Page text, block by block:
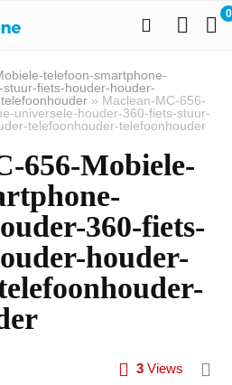
0
telefoon-smartphone-
fiets-houder-houder-
» Maclean-MC-656-
universele-houder-360-fiets-stuur-
telefoonhouder-telefoonhouder
656-Mobiele-
360-fiets-
houder-
3 Views